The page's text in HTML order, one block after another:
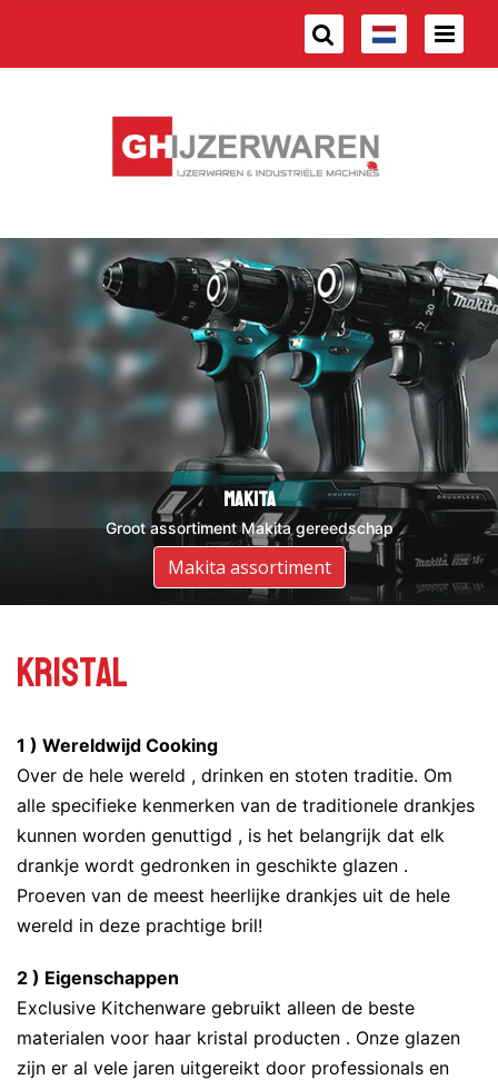
Makita
Groot assortiment Makita gereedschap
Makita assortiment
DeWalt
Groot assortiment DeWalt gereedschap
Assortiment DeWalt
Kristal
1 ) Wereldwijd Cooking
Over de hele wereld , drinken en stoten traditie. Om
alle specifieke kenmerken van de traditionele drankjes
kunnen worden genuttigd , is het belangrijk dat elk
drankje wordt gedronken in geschikte glazen .
Proeven van de meest heerlijke drankjes uit de hele
wereld in deze prachtige bril!
2 ) Eigenschappen
Exclusive Kitchenware gebruikt alleen de beste
materialen voor haar kristal producten . Onze glazen
zijn er al vele jaren uitgereikt door professionals en